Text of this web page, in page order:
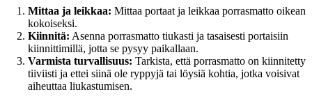
Mittaa ja leikkaa: Mittaa portaat ja leikkaa porrasmatto oikean
kokoiseksi.
Kiinnitä: Asenna porrasmatto tiukasti ja tasaisesti portaisiin
kiinnittimillä, jotta se pysyy paikallaan.
Varmista turvallisuus: Tarkista, että porrasmatto on kiinnitetty
tiiviisti ja ettei siinä ole ryppyjä tai löysiä kohtia, jotka voisivat
aiheuttaa liukastumisen.